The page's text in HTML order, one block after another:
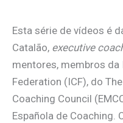
Esta série de vídeos é
Catalão, executive
mentores, membros da
Federation (ICF), do
Coaching Council
Española de Coaching.